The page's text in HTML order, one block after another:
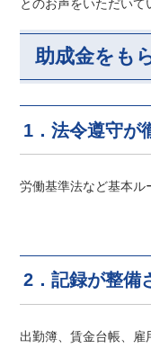
とのお声をいただいて
助成金をも
1．法令遵守が
労働基準法など基本ル
2．記録が整備
出勤簿、賃金台帳、雇